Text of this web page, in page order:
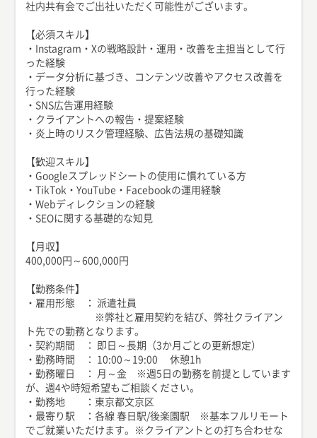
社内共有会でご出社いただく可能性がございます。
【必須スキル】
・Instagram・Xの戦略設計・運用・改善を主担当として行
った経験
・データ分析に基づき、コンテンツ改善やアクセス改善を
行った経験
・SNS広告運用経験
・クライアントへの報告・提案経験
・炎上時のリスク管理経験、広告法規の基礎知識
【歓迎スキル】
・Googleスプレッドシートの使用に慣れている方
・TikTok・YouTube・Facebookの運用経験
・Webディレクションの経験
・SEOに関する基礎的な知見
【月収】
400,000円～600,000円
【勤務条件】
・雇用形態 ： 派遣社員
※弊社と雇用契約を結び、弊社クライアン
ト先での勤務となります。
・契約期間 ： 即日～長期（3か月ごとの更新想定）
・勤務時間 ： 10:00～19:00 休憩1h
・勤務曜日 ： 月～金 ※週5日の勤務を前提としています
が、週4や時短希望もご相談ください。
・勤務地 ：東京都文京区
・最寄り駅 ：各線 春日駅/後楽園駅 ※基本フルリモート
でご就業いただけます。※クライアントとの打ち合わせな